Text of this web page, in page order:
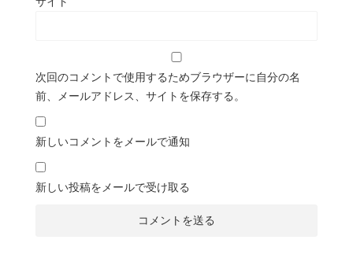
次回のコメントで使用するためブラウザーに自分の名
前、メールアドレス、サイトを保存する。
新しいコメントをメールで通知
新しい投稿をメールで受け取る